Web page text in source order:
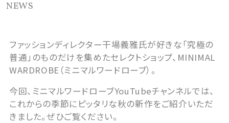
NEWS
ファッションディレクター干場義雅氏が好きな「究極の
普通」のものだけを集めたセレクトショップ、MINIMAL
WARDROBE（ミニマルワードローブ）。
今回、ミニマルワードローブYouTubeチャンネルでは、
これからの季節にピッタリな秋の新作をご紹介いただ
きました。ぜひご覧ください。